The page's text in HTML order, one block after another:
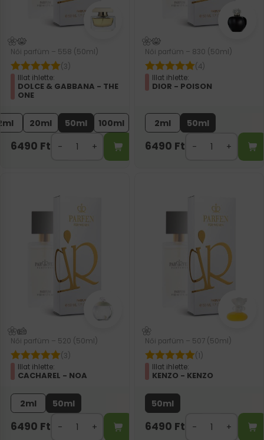
Női parfüm – 558 (50ml)
(3)
Illat ihlette:
DOLCE & GABBANA - THE
ONE
20ml 50ml 100ml
6490 Ft
Női parfüm – 830 (50ml)
(4)
Illat ihlette:
DIOR - POISON
2ml 50ml
6490 Ft
Női parfüm – 520 (50ml)
(3)
Illat ihlette:
CACHAREL - NOA
2ml 50ml
6490 Ft
Női parfüm – 507 (50ml)
(1)
Illat ihlette:
KENZO - KENZO
50ml
6490 Ft